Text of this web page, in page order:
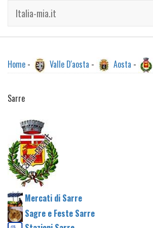
Italia-mia.it
Home - Valle D'aosta - Aosta -
Sarre
Mercati di Sarre
Sagre e Feste Sarre